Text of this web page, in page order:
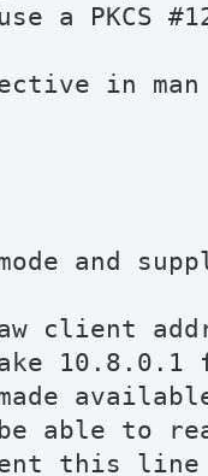
a PKCS
in man
and
client
able to
this